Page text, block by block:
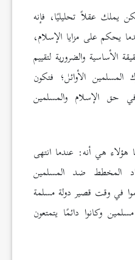
يملك عقلاً تحليليًا، فإنه
على مزايا الإسلام،
الأساسية والضرورية لتقييم
الأوائل؛ فتكون
حق الإسلام والمسلمين
هؤلاء هي أنه: عندما انتهى
المخطط ضد المسلمين
في وقت قصير دولة مسلمة
وكانوا دائمًا يتمتعون